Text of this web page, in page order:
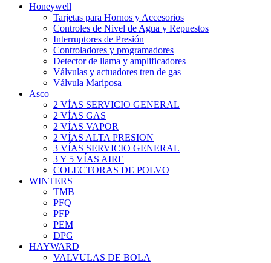
Honeywell
Tarjetas para Hornos y Accesorios
Controles de Nivel de Agua y Repuestos
Interruptores de Presión
Controladores y programadores
Detector de llama y amplificadores
Válvulas y actuadores tren de gas
Válvula Mariposa
Asco
2 VÍAS SERVICIO GENERAL
2 VÍAS GAS
2 VÍAS VAPOR
2 VÍAS ALTA PRESION
3 VÍAS SERVICIO GENERAL
3 Y 5 VÍAS AIRE
COLECTORAS DE POLVO
WINTERS
TMB
PFQ
PFP
PEM
DPG
HAYWARD
VALVULAS DE BOLA